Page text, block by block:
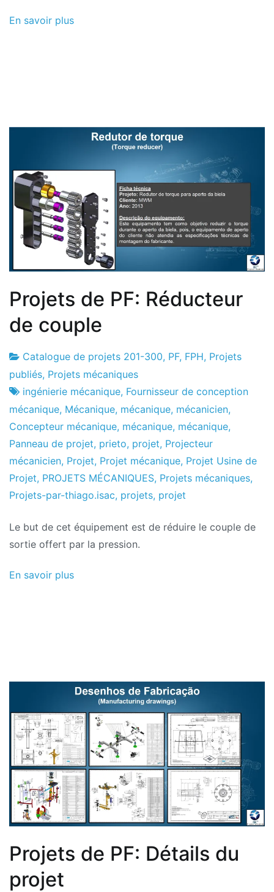
En savoir plus
Projets de PF: Réducteur
de couple
Usine
de
projets
2
de
janvier
de
2017
Catalogue de projets 201-300, PF, FPH, Projets
publiés, Projets mécaniques
ingénierie mécanique, Fournisseur de conception
mécanique, Mécanique, mécanique, mécanicien,
Concepteur mécanique, mécanique, mécanique,
Panneau de projet, prieto, projet, Projecteur
mécanicien, Projet, Projet mécanique, Projet Usine de
Projet, PROJETS MÉCANIQUES, Projets mécaniques,
Projets-par-thiago.isac, projets, projet
Le but de cet équipement est de réduire le couple de
sortie offert par la pression.
En savoir plus
Projets de PF: Détails du
projet